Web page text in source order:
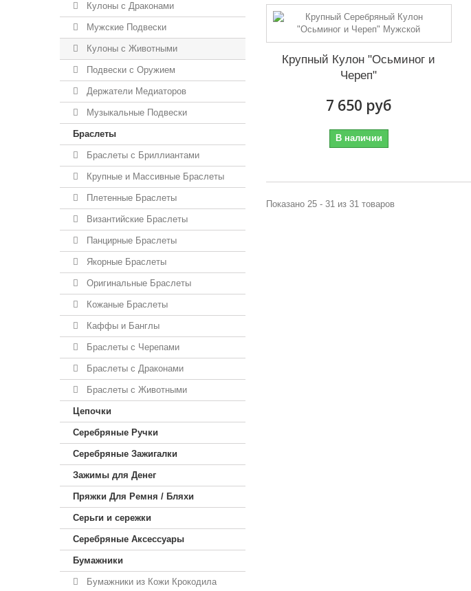
Кулоны с Драконами
Мужские Подвески
Кулоны с Животными
Подвески с Оружием
Держатели Медиаторов
Музыкальные Подвески
Браслеты
Браслеты с Бриллиантами
Крупные и Массивные Браслеты
Плетенные Браслеты
Византийские Браслеты
Панцирные Браслеты
Якорные Браслеты
Оригинальные Браслеты
Кожаные Браслеты
Каффы и Банглы
Браслеты с Черепами
Браслеты с Драконами
Браслеты с Животными
Цепочки
Серебряные Ручки
Серебряные Зажигалки
Зажимы для Денег
Пряжки Для Ремня / Бляхи
Серьги и сережки
Серебряные Аксессуары
Бумажники
Бумажники из Кожи Крокодила
Крупный Кулон "Осьминог и
Череп"
7 650 руб
В наличии
Показано 25 - 31 из 31 товаров